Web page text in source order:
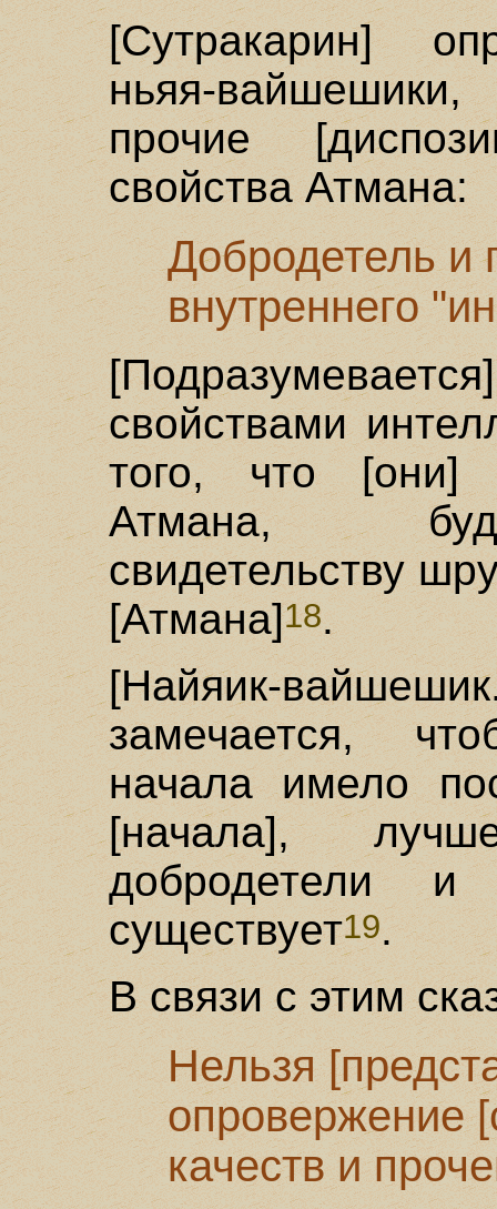
[Сутракарин]
ньяя-
прочие
свойства Атмана:
Добродетель и
внутреннего
свойствами
того, что [они]
Атмана,
свидетельству
[Атмана]18.
[Найяик-
замечается,
начала имело
[начала],
добродетели
существует19.
В связи с этим
Нельзя
опровержение
качеств и